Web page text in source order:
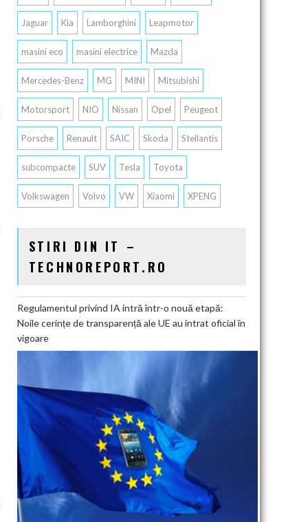
Jaguar Kia Lamborghini Leapmotor
masini eco masini electrice Mazda
Mercedes-Benz MG MINI Mitsubishi
Motorsport NIO Nissan Opel Peugeot
Porsche Renault SAIC Skoda Stellantis
subcompacte SUV Tesla Toyota
Volkswagen Volvo VW Xiaomi XPENG
STIRI DIN IT –
TECHNOREPORT.RO
Regulamentul privind IA intră într-o nouă etapă:
Noile cerințe de transparență ale UE au intrat oficial în
vigoare